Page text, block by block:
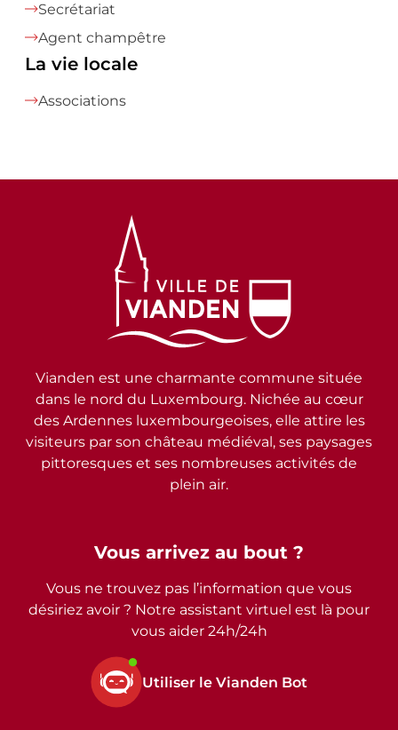
Secrétariat
Agent champêtre
La vie locale
Associations
Vous arrivez au bout ?
Vous ne trouvez pas l’information que vous
désiriez avoir ? Notre assistant virtuel est là pour
vous aider 24h/24h
Utiliser le Vianden Bot
Vianden est une charmante commune située
dans le nord du Luxembourg. Nichée au cœur
des Ardennes luxembourgeoises, elle attire les
visiteurs par son château médiéval, ses paysages
pittoresques et ses nombreuses activités de
plein air.